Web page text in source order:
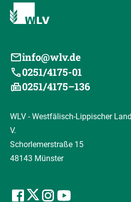
info@wlv.de
0251/4175-01
0251/4175–136
WLV - Westfälisch-Lippischer
V.
Schorlemerstraße 15
48143 Münster